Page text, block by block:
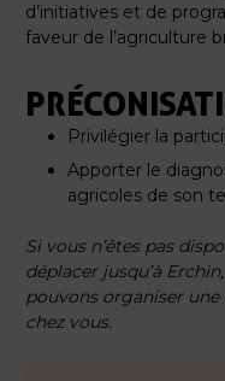
d’initiatives et de
faveur de l’agriculture
Privilégier la
Apporter le
agricoles de son
Si vous n’êtes pas
déplacer jusqu’à
pouvons organiser une
chez vous.